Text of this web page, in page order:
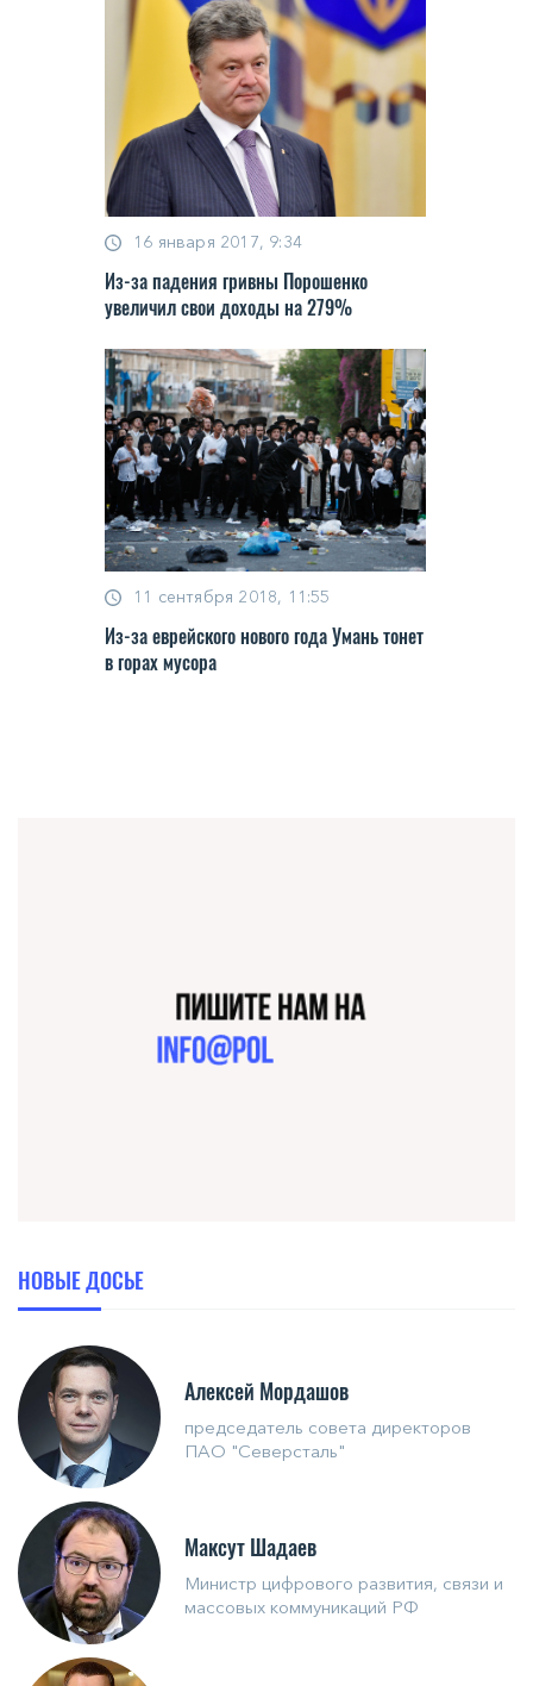
16 января 2017, 9:34
Из-за падения гривны Порошенко
увеличил свои доходы на 279%
11 сентября 2018, 11:55
Из-за еврейского нового года Умань тонет
в горах мусора
НОВЫЕ ДОСЬЕ
Алексей Мордашов
председатель совета директоров
ПАО "Северсталь"
Максут Шадаев
Министр цифрового развития, связи и
массовых коммуникаций РФ